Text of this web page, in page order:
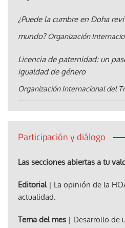
¿Puede la cumbre en Doha
mundo? Organización
Licencia de paternidad: un
igualdad de género
Organización Internacional del
Participación y diálogo
Las secciones abiertas a tu
Editorial| La opinión de la
actualidad.
Tema del mes | Desarrollo de